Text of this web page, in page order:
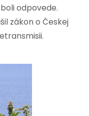
odpovede.
zákon o Českej